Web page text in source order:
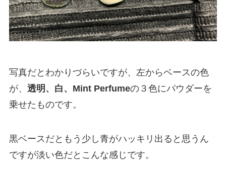
写真だとわかりづらいですが、左からベースの色
が、 透明、白、Mint Perfumeの３色にパウダーを
乗せたものです。
黒ベースだともう少し青がハッキリ出ると思うん
ですが淡い色だとこんな感じです。